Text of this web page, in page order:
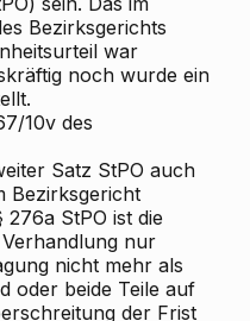
Bezirksgerichts
war
noch wurde ein
10v des
Satz StPO auch
Bezirksgericht
276a StPO ist die
nur
nicht mehr als
oder beide Teile auf
der Frist